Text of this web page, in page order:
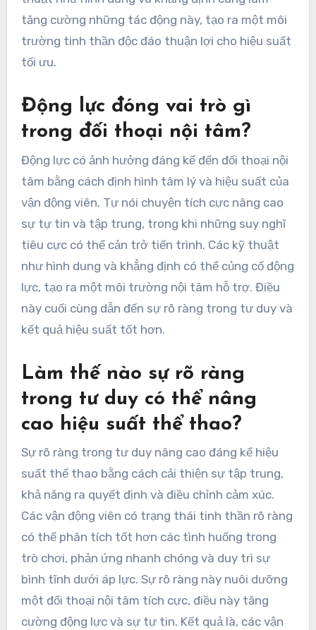
tăng cường những tác động này, tạo ra một môi
trường tinh thần độc đáo thuận lợi cho hiệu suất
tối ưu.
Động lực đóng vai trò gì
trong đối thoại nội tâm?
Động lực có ảnh hưởng đáng kể đến đối thoại nội
tâm bằng cách định hình tâm lý và hiệu suất của
vận động viên. Tự nói chuyện tích cực nâng cao
sự tự tin và tập trung, trong khi những suy nghĩ
tiêu cực có thể cản trở tiến trình. Các kỹ thuật
như hình dung và khẳng định có thể củng cố động
lực, tạo ra một môi trường nội tâm hỗ trợ. Điều
này cuối cùng dẫn đến sự rõ ràng trong tư duy và
kết quả hiệu suất tốt hơn.
Làm thế nào sự rõ ràng
trong tư duy có thể nâng
cao hiệu suất thể thao?
Sự rõ ràng trong tư duy nâng cao đáng kể hiệu
suất thể thao bằng cách cải thiện sự tập trung,
khả năng ra quyết định và điều chỉnh cảm xúc.
Các vận động viên có trạng thái tinh thần rõ ràng
có thể phân tích tốt hơn các tình huống trong
trò chơi, phản ứng nhanh chóng và duy trì sự
bình tĩnh dưới áp lực. Sự rõ ràng này nuôi dưỡng
một đối thoại nội tâm tích cực, điều này tăng
cường động lực và sự tự tin. Kết quả là, các vận